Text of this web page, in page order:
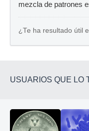
mezcla de patrones
¿Te ha resultado útil
USUARIOS QUE LO